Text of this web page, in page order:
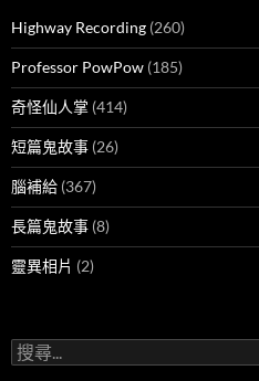
Highway Recording (260)
Professor PowPow (185)
奇怪仙人掌 (414)
短篇鬼故事 (26)
腦補給 (367)
長篇鬼故事 (8)
靈異相片 (2)
搜
尋